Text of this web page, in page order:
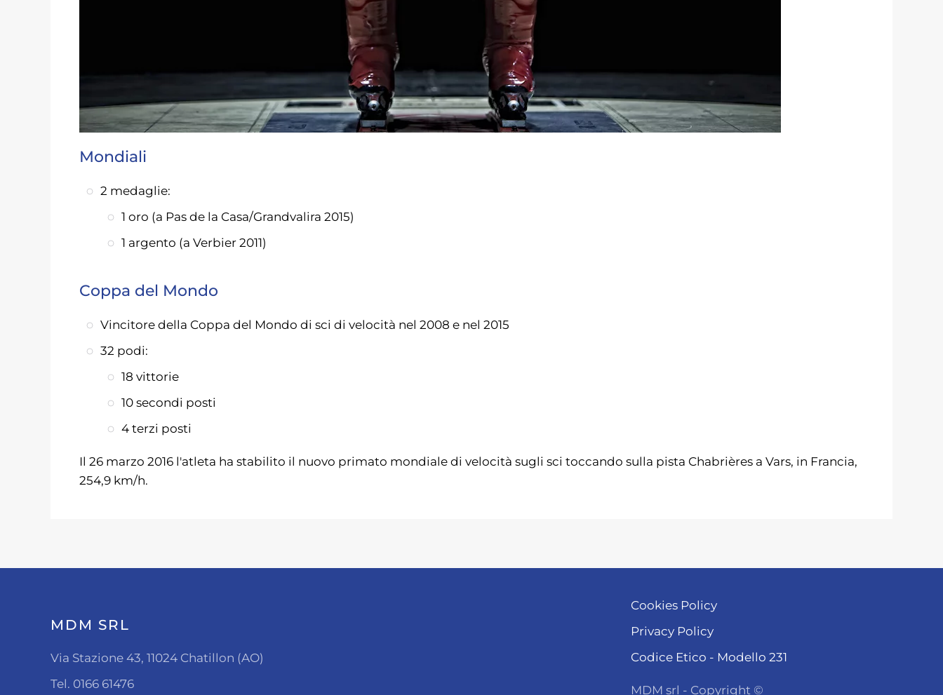
Mondiali
2 medaglie:
1 oro (a Pas de la Casa/Grandvalira 2015)
1 argento (a Verbier 2011)
Coppa del Mondo
Vincitore della Coppa del Mondo di sci di velocità nel 2008 e nel 2015
32 podi:
18 vittorie
10 secondi posti
4 terzi posti
Il 26 marzo 2016 l'atleta ha stabilito il nuovo primato mondiale di velocità sugli sci toccando sulla pista Chabrières a Vars, in Francia,
254,9 km/h.
MDM SRL
Via Stazione 43, 11024 Chatillon (AO)
Tel. 0166 61476
Cookies Policy
Privacy Policy
Codice Etico - Modello 231
MDM srl - Copyright ©